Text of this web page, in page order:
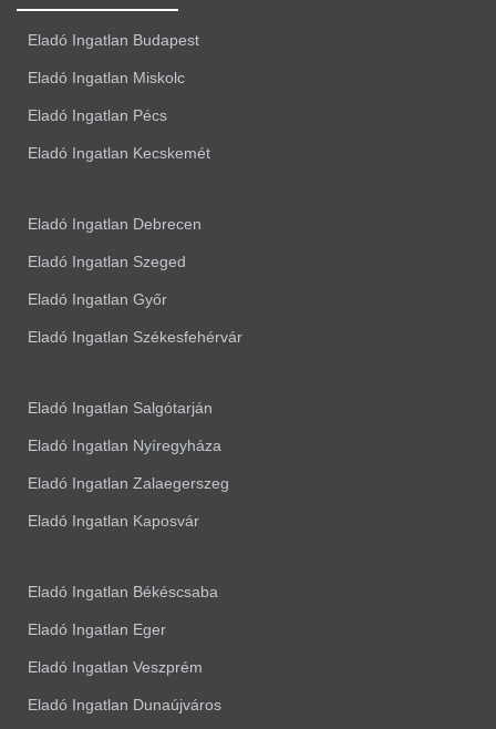
Eladó Ingatlan Budapest
Eladó Ingatlan Miskolc
Eladó Ingatlan Pécs
Eladó Ingatlan Kecskemét
Eladó Ingatlan Debrecen
Eladó Ingatlan Szeged
Eladó Ingatlan Győr
Eladó Ingatlan Székesfehérvár
Eladó Ingatlan Salgótarján
Eladó Ingatlan Nyíregyháza
Eladó Ingatlan Zalaegerszeg
Eladó Ingatlan Kaposvár
Eladó Ingatlan Békéscsaba
Eladó Ingatlan Eger
Eladó Ingatlan Veszprém
Eladó Ingatlan Dunaújváros